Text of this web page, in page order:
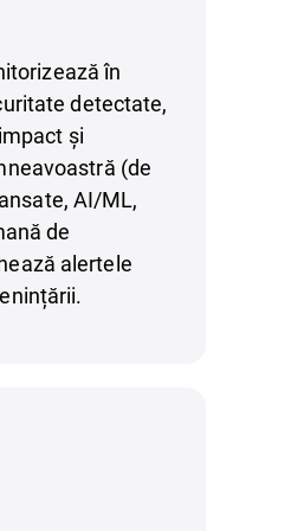
în
detectate,
și
(de
AI/ML,
de
alertele